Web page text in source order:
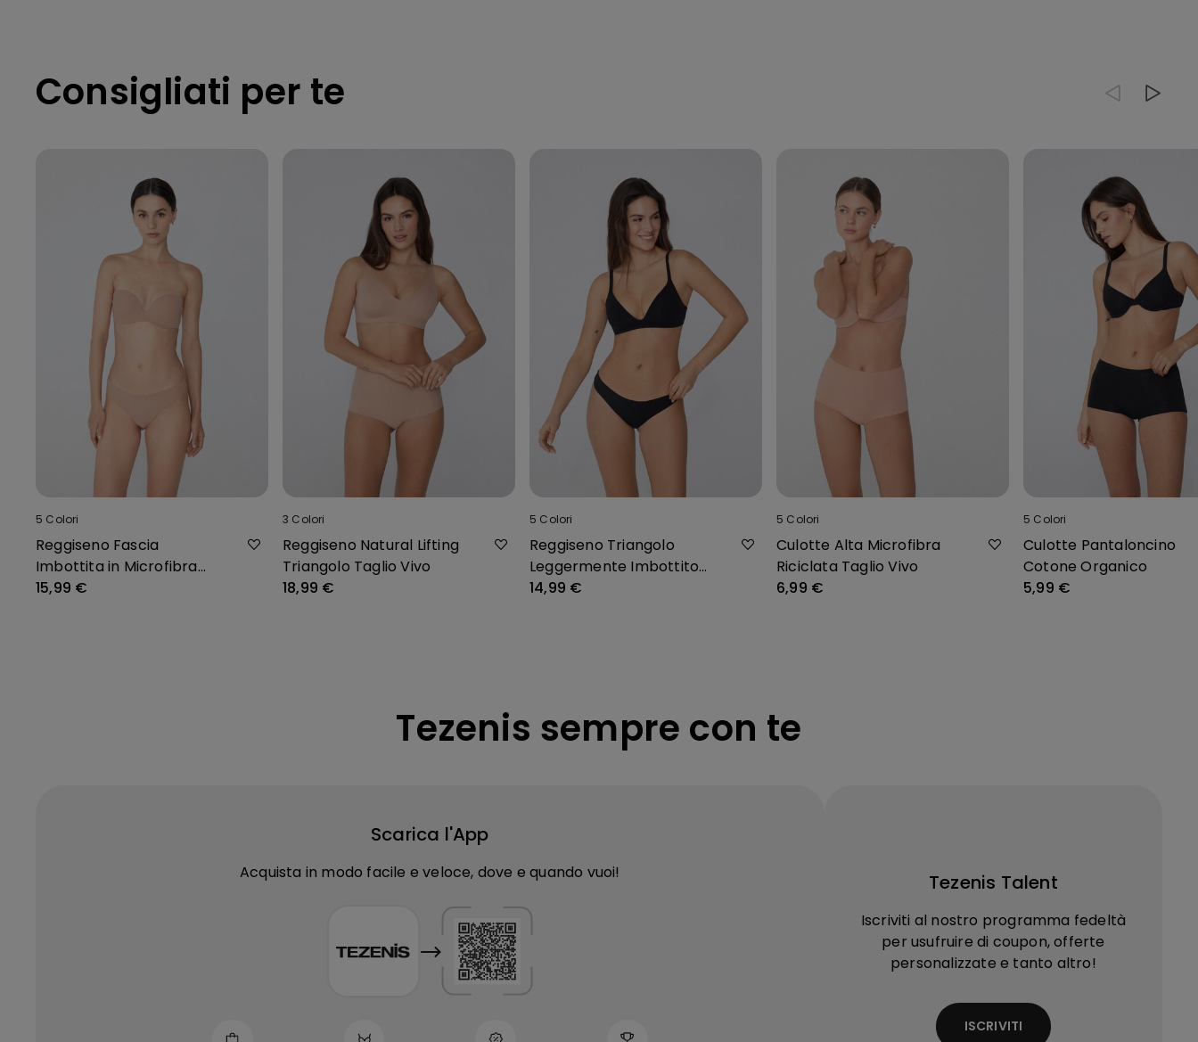
Consigliati per te
5 Colori
Reggiseno Fascia
Imbottita in Microfibra
Riciclata New York
15,99 €
3 Colori
Reggiseno Natural Lifting
Triangolo Taglio Vivo
18,99 €
5 Colori
Reggiseno Triangolo
Leggermente Imbottito
Cotone Organico London
14,99 €
5 Colori
Culotte Alta Microfibra
Riciclata Taglio Vivo
6,99 €
5 Colori
Culotte Pantaloncino
Cotone Organico
5,99 €
Tezenis sempre con te
Scarica l'App
Acquista in modo facile e veloce, dove e quando vuoi! Tezenis Talent
Iscriviti al nostro programma fedeltà
per usufruire di coupon, offerte
personalizzate e tanto altro!
ISCRIVITI